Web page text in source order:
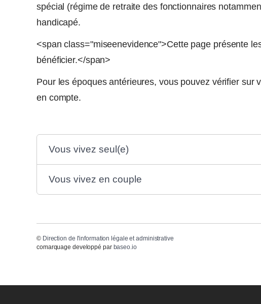
spécial (régime de retraite des fonctionnaires
handicapé.
<span class="miseenevidence">Cette page présente
bénéficier.</span>
Pour les époques antérieures, vous pouvez vérifier sur
en compte.
Vous vivez seul(e)
Vous vivez en couple
© Direction de l'information légale et administrative
comarquage developpé par baseo.io